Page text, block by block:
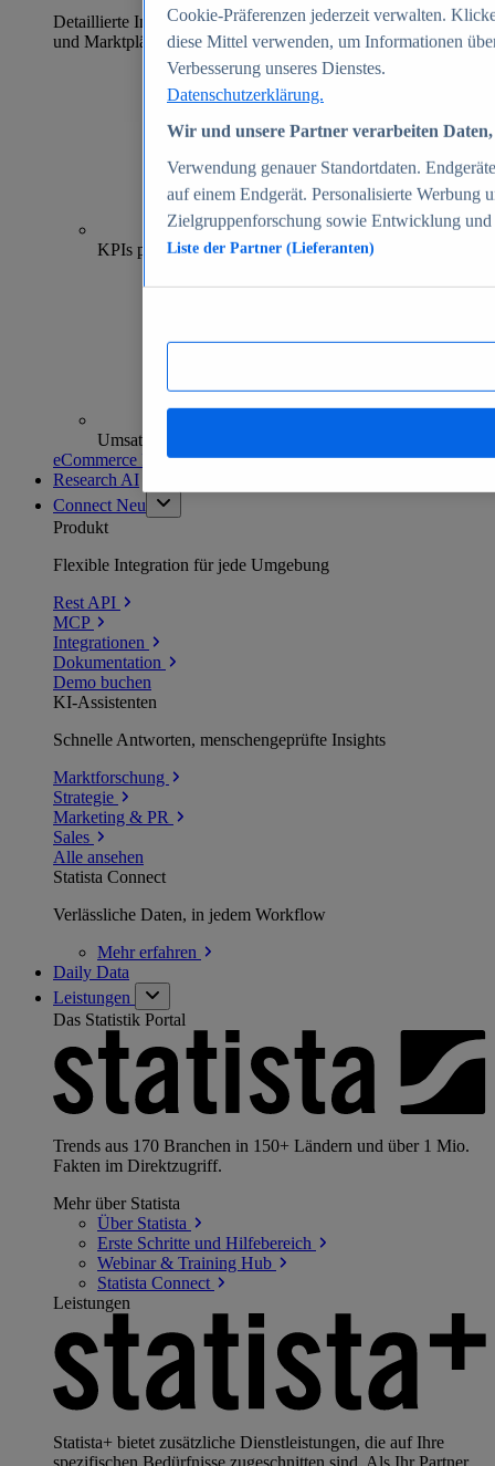
Detaillierte Informationen zu mehr als 39.000 Online-Shops
und Marktplätzen
70+
KPIs pro Shop
Umsatzanalysen und -prognosen
eCommerce Insights entdecken
Research AI
Connect Neu
Produkt
Flexible Integration für jede Umgebung
Rest API
MCP
Integrationen
Dokumentation
Demo buchen
KI-Assistenten
Schnelle Antworten, menschengeprüfte Insights
Marktforschung
Strategie
Marketing & PR
Sales
Alle ansehen
Statista Connect
Verlässliche Daten, in jedem Workflow
Mehrerfahren
Daily Data
Leistungen
Das Statistik Portal
Trends aus 170 Branchen in 150+ Ländern und über 1 Mio.
Fakten im Direktzugriff.
Mehr über Statista
Über Statista
Erste Schritte und Hilfebereich
Webinar & Training Hub
Statista Connect
Leistungen
Statista+ bietet zusätzliche Dienstleistungen, die auf Ihre
spezifischen Bedürfnisse zugeschnitten sind. Als Ihr Partner
Cookie-Präferenzen jederzeit verwalten.
diese Mittel verwenden, um Informationen
Verbesserung unseres Dienstes.
Datenschutzerklärung.
Wir und unsere Partner verarbeiten
Verwendung genauer Standortdaten.
auf einem Endgerät. Personalisierte Werbung
Zielgruppenforschung sowie Entwicklung
Liste der Partner (Lieferanten)